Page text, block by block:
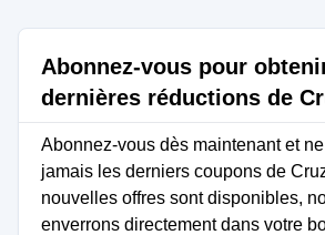
Abonnez-vous pour
dernières réductions de
Abonnez-vous dès maintenant et
jamais les derniers coupons de
nouvelles offres sont disponibles,
enverrons directement dans votre